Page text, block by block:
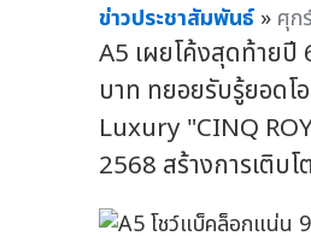
ข่าวประชาสัมพันธ์ » ศุก
A5 เผยโค้งสุดท้ายปี
บาท ทยอยรับรู้ยอดโ
Luxury "CINQ
2568 สร้างการเติบโ